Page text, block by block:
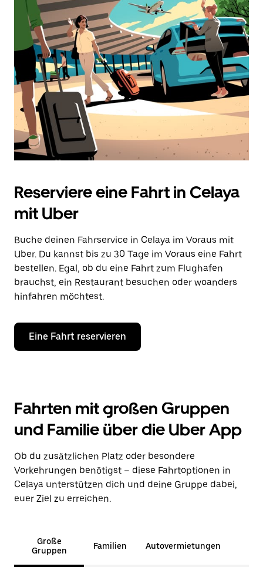
Reserviere eine Fahrt in Celaya
mit Uber
Buche deinen Fahrservice in Celaya im Voraus mit
Uber. Du kannst bis zu 30 Tage im Voraus eine Fahrt
bestellen. Egal, ob du eine Fahrt zum Flughafen
brauchst, ein Restaurant besuchen oder woanders
hinfahren möchtest.
Eine Fahrt reservieren
Fahrten mit großen Gruppen
und Familie über die Uber App
Ob du zusätzlichen Platz oder besondere
Vorkehrungen benötigst – diese Fahrtoptionen in
Celaya unterstützen dich und deine Gruppe dabei,
euer Ziel zu erreichen.
Große
Gruppen
Familien Autovermietungen